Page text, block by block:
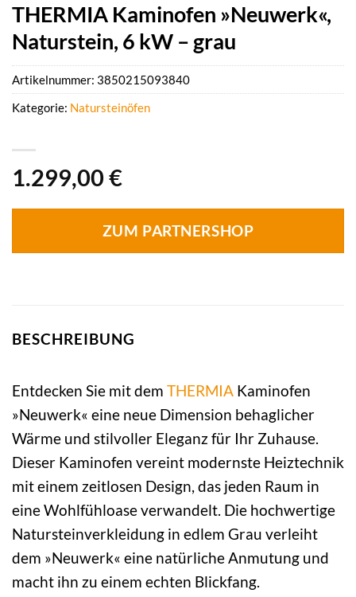
THERMIA Kaminofen »Neuwerk«,
Naturstein, 6 kW – grau
1.299,00 €
ZUM PARTNERSHOP
Artikelnummer: 3850215093840
Kategorie: Natursteinöfen
BESCHREIBUNG
Entdecken Sie mit dem THERMIA Kaminofen
»Neuwerk« eine neue Dimension behaglicher
Wärme und stilvoller Eleganz für Ihr Zuhause.
Dieser Kaminofen vereint modernste Heiztechnik
mit einem zeitlosen Design, das jeden Raum in
eine Wohlfühloase verwandelt. Die hochwertige
Natursteinverkleidung in edlem Grau verleiht
dem »Neuwerk« eine natürliche Anmutung und
macht ihn zu einem echten Blickfang.